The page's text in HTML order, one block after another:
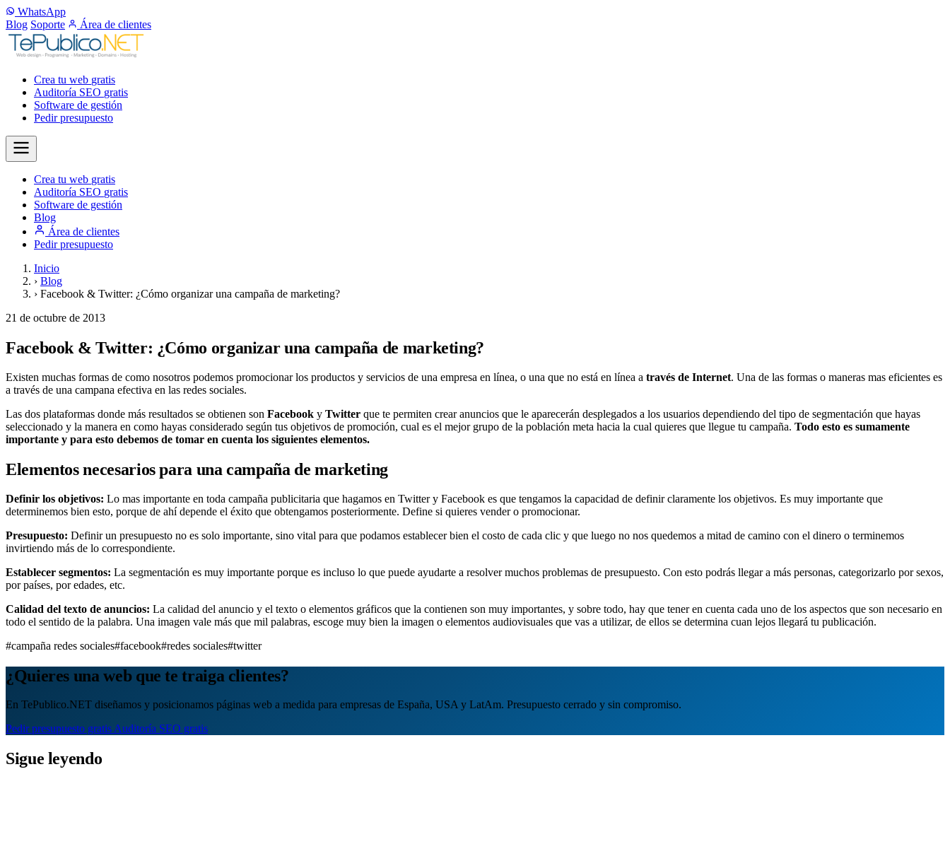
WhatsApp
Blog Soporte Área de clientes
Crea tu web gratis
Auditoría SEO gratis
Software de gestión
Pedir presupuesto
Crea tu web gratis
Auditoría SEO gratis
Software de gestión
Blog
Área de clientes
Pedir presupuesto
Inicio
› Blog
› Facebook & Twitter: ¿Cómo organizar una campaña de marketing?
21 de octubre de 2013
Facebook & Twitter: ¿Cómo organizar una campaña de marketing?
Existen muchas formas de como nosotros podemos promocionar los productos y servicios de una empresa en línea, o una que no está en línea a través de Internet. Una de las formas o maneras mas eficientes es
a través de una campana efectiva en las redes sociales.
Las dos plataformas donde más resultados se obtienen son Facebook y Twitter que te permiten crear anuncios que le aparecerán desplegados a los usuarios dependiendo del tipo de segmentación que hayas
seleccionado y la manera en como hayas considerado según tus objetivos de promoción, cual es el mejor grupo de la población meta hacia la cual quieres que llegue tu campaña. Todo esto es sumamente
importante y para esto debemos de tomar en cuenta los siguientes elementos.
Elementos necesarios para una campaña de marketing
Definir los objetivos: Lo mas importante en toda campaña publicitaria que hagamos en Twitter y Facebook es que tengamos la capacidad de definir claramente los objetivos. Es muy importante que
determinemos bien esto, porque de ahí depende el éxito que obtengamos posteriormente. Define si quieres vender o promocionar.
Presupuesto: Definir un presupuesto no es solo importante, sino vital para que podamos establecer bien el costo de cada clic y que luego no nos quedemos a mitad de camino con el dinero o terminemos
invirtiendo más de lo correspondiente.
Establecer segmentos: La segmentación es muy importante porque es incluso lo que puede ayudarte a resolver muchos problemas de presupuesto. Con esto podrás llegar a más personas, categorizarlo por sexos,
por países, por edades, etc.
Calidad del texto de anuncios: La calidad del anuncio y el texto o elementos gráficos que la contienen son muy importantes, y sobre todo, hay que tener en cuenta cada uno de los aspectos que son necesario en
todo el sentido de la palabra. Una imagen vale más que mil palabras, escoge muy bien la imagen o elementos audiovisuales que vas a utilizar, de ellos se determina cuan lejos llegará tu publicación.
#campaña redes sociales#facebook#redes sociales#twitter
¿Quieres una web que te traiga clientes?
En TePublico.NET diseñamos y posicionamos páginas web a medida para empresas de España, USA y LatAm. Presupuesto cerrado y sin compromiso.
Pedir presupuesto gratisAuditoría SEO gratis
Sigue leyendo